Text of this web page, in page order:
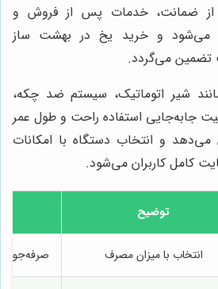
از ضمانت، خدمات پس از فروش و
می‌شود و خرید یخ در بهشت ساز
تضمین می‌گردد.
شیر اتوماتیک، سیستم ضد چکه،
جابه‌جایی استفاده راحت و طول عمر
می‌دهد و انتخاب دستگاه با امکانات
کامل کاربران می‌شود.
توضیح
انتخاب با میزان مصرف